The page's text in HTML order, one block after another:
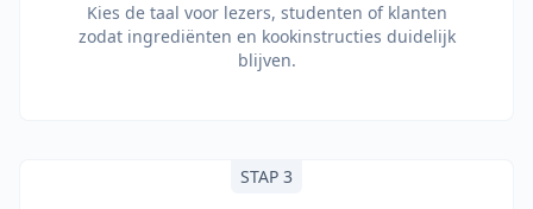
Kies de taal voor lezers, studenten of klanten
zodat ingrediënten en kookinstructies duidelijk
blijven.
STAP 3